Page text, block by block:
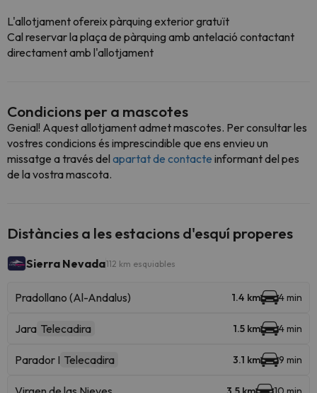
L'allotjament ofereix pàrquing exterior gratuït
Cal reservar la plaça de pàrquing amb antelació contactant
directament amb l'allotjament
Condicions per a mascotes
Genial! Aquest allotjament admet mascotes. Per consultar les
vostres condicions és imprescindible que ens envieu un
missatge a través del apartat de contacte informant del pes
de la vostra mascota.
Distàncies a les estacions d'esquí properes
Sierra Nevada112 km esquiables
Pradollano (Al-Andalus) 1.4 km 4 min
Jara Telecadira 1.5 km 4 min
Parador I Telecadira 3.1 km 9 min